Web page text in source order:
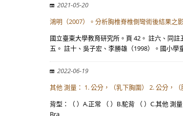
2021-05-20
鴻明（2007）。分析胸椎脊椎側彎術後結果之
國立臺東大學教育研究所。頁 42。 註六、同
五。 註十、吳子宏、李勝雄（1998）。國小學
2022-06-19
其他 測量： 1. 公分，（乳下胸圍） 2. 公分，（
背型：（ ）A.正常 （ ）B.駝背 （ ）C.其他 測
Bra